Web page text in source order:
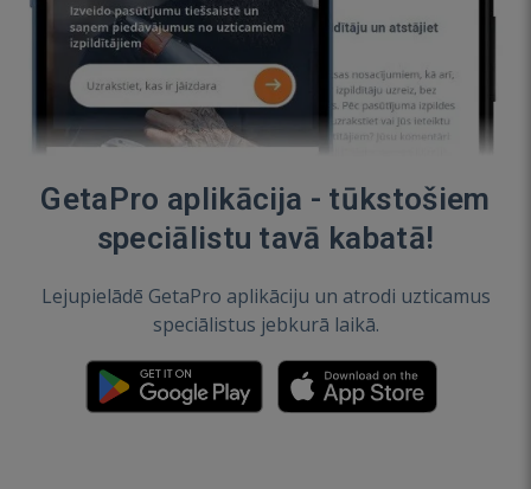
GetaPro aplikācija - tūkstošiem
speciālistu tavā kabatā!
Lejupielādē GetaPro aplikāciju un atrodi uzticamus
speciālistus jebkurā laikā.